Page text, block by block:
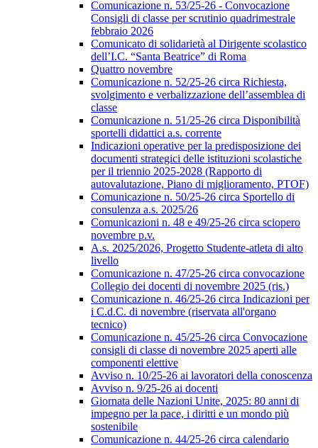
Comunicazione n. 53/25-26 - Convocazione
Consigli di classe per scrutinio quadrimestrale
febbraio 2026
Comunicato di solidarietà al Dirigente scolastico
dell’I.C. “Santa Beatrice” di Roma
Quattro novembre
Comunicazione n. 52/25-26 circa Richiesta,
svolgimento e verbalizzazione dell’assemblea di
classe
Comunicazione n. 51/25-26 circa Disponibilità
sportelli didattici a.s. corrente
Indicazioni operative per la predisposizione dei
documenti strategici delle istituzioni scolastiche
per il triennio 2025-2028 (Rapporto di
autovalutazione, Piano di miglioramento, PTOF)
Comunicazione n. 50/25-26 circa Sportello di
consulenza a.s. 2025/26
Comunicazioni n. 48 e 49/25-26 circa sciopero
novembre p.v.
A.s. 2025/2026, Progetto Studente-atleta di alto
livello
Comunicazione n. 47/25-26 circa convocazione
Collegio dei docenti di novembre 2025 (ris.)
Comunicazione n. 46/25-26 circa Indicazioni per
i C.d.C. di novembre (riservata all'organo
tecnico)
Comunicazione n. 45/25-26 circa Convocazione
consigli di classe di novembre 2025 aperti alle
componenti elettive
Avviso n. 10/25-26 ai lavoratori della conoscenza
Avviso n. 9/25-26 ai docenti
Giornata delle Nazioni Unite, 2025: 80 anni di
impegno per la pace, i diritti e un mondo più
sostenibile
Comunicazione n. 44/25-26 circa calendario